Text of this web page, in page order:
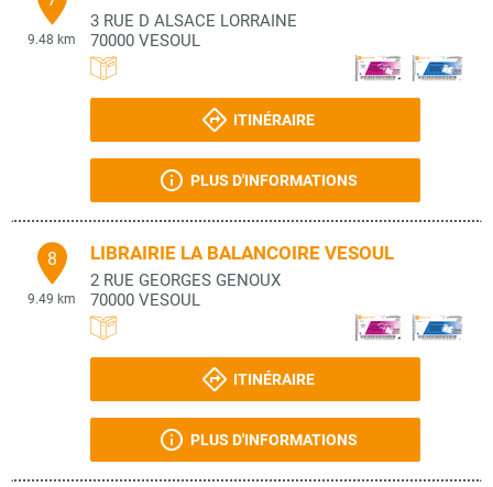
9.48 km
3 RUE D ALSACE LORRAINE
70000 VESOUL
ITINÉRAIRE
PLUS D'INFORMATIONS
8
9.49 km
LIBRAIRIE LA BALANCOIRE VESOUL
2 RUE GEORGES GENOUX
70000 VESOUL
ITINÉRAIRE
PLUS D'INFORMATIONS